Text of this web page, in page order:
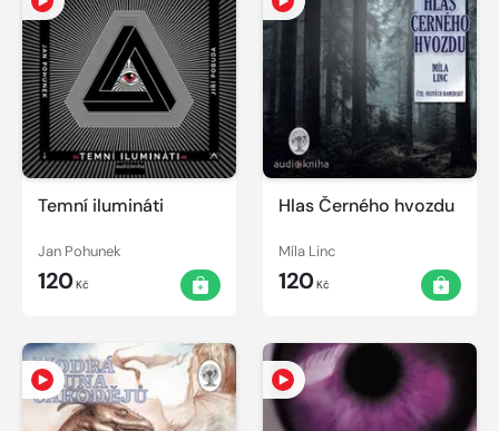
Temní ilumináti
Jan Pohunek
120Kč
Hlas Černého hvozdu
Míla Linc
120Kč